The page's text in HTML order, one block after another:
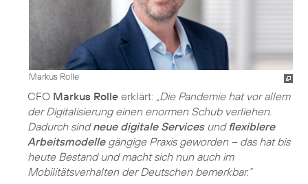
Markus Rolle
CFO Markus Rolle erklärt: „Die Pandemie hat vor allem
der Digitalisierung einen enormen Schub verliehen.
Dadurch sindneue digitale Servicesund flexiblere
Arbeitsmodellegängige Praxis geworden – das hat bis
heute Bestand und macht sich nun auch im
Mobilitätsverhalten der Deutschen bemerkbar.“